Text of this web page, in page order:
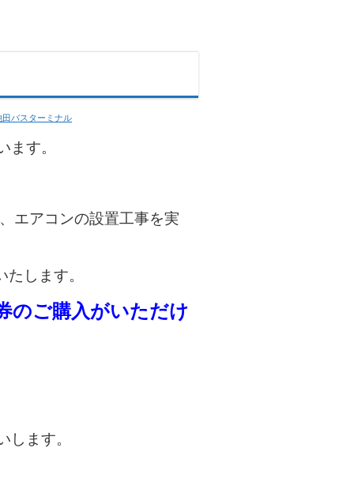
田バスターミナル
ます。
エアコンの設置工事を実
たします。
のご購入がいただけ
します。